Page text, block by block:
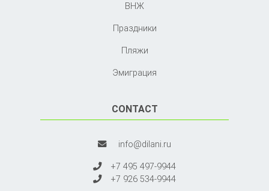
ВНЖ
Праздники
Пляжи
Эмиграция
CONTACT
info@dilani.ru
+7 495 497-9944
+7 926 534-9944